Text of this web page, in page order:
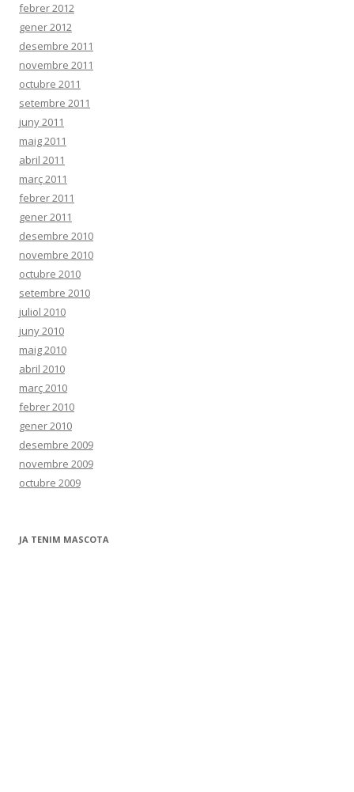
febrer 2012
gener 2012
desembre 2011
novembre 2011
octubre 2011
setembre 2011
juny 2011
maig 2011
abril 2011
març 2011
febrer 2011
gener 2011
desembre 2010
novembre 2010
octubre 2010
setembre 2010
juliol 2010
juny 2010
maig 2010
abril 2010
març 2010
febrer 2010
gener 2010
desembre 2009
novembre 2009
octubre 2009
JA TENIM MASCOTA